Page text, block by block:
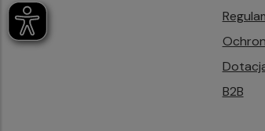
B2B